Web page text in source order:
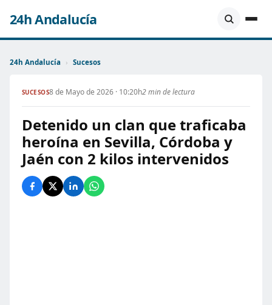
24h Andalucía
24h Andalucía › Sucesos
SUCESOS8 de Mayo de 2026 · 10:20h2 min de lectura
Detenido un clan que traficaba
heroína en Sevilla, Córdoba y
Jaén con 2 kilos intervenidos